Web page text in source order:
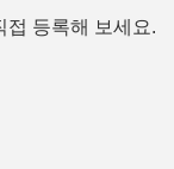
접 등록해 보세요.